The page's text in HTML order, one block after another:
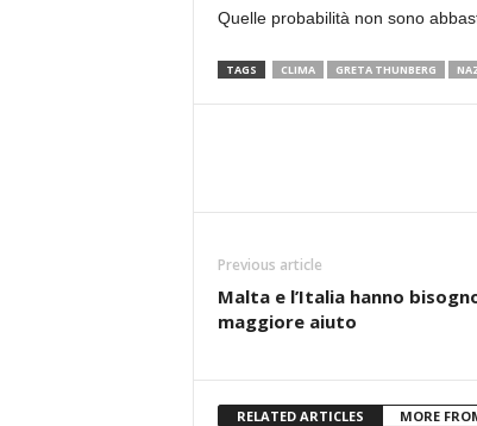
Quelle probabilità non sono
TAGS CLIMA GRETA THUNBERG
Previous article
Malta e l’Italia hanno
maggiore aiuto
RELATED ARTICLES MORE